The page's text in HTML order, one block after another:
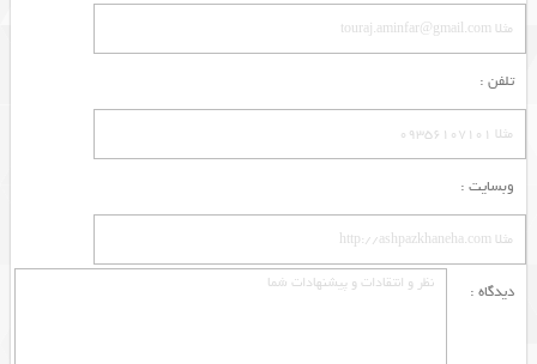
تلفن :
وبسایت :
دیدگاه :